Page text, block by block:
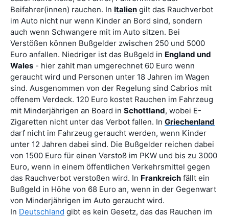
Beifahrer(innen) rauchen. In Italien gilt das Rauchverbot
im Auto nicht nur wenn Kinder an Bord sind, sondern
auch wenn Schwangere mit im Auto sitzen. Bei
Verstößen können Bußgelder zwischen 250 und 5000
Euro anfallen. Niedriger ist das Bußgeld in England und
Wales - hier zahlt man umgerechnet 60 Euro wenn
geraucht wird und Personen unter 18 Jahren im Wagen
sind. Ausgenommen von der Regelung sind Cabrios mit
offenem Verdeck. 120 Euro kostet Rauchen im Fahrzeug
mit Minderjährigen an Board in Schottland, wobei E-
Zigaretten nicht unter das Verbot fallen. In Griechenland
darf nicht im Fahrzeug geraucht werden, wenn Kinder
unter 12 Jahren dabei sind. Die Bußgelder reichen dabei
von 1500 Euro für einen Verstoß im PKW und bis zu 3000
Euro, wenn in einem öffentlichen Verkehrsmittel gegen
das Rauchverbot verstoßen wird. In Frankreich fällt ein
Bußgeld in Höhe von 68 Euro an, wenn in der Gegenwart
von Minderjährigen im Auto geraucht wird.
In Deutschland gibt es kein Gesetz, das das Rauchen im